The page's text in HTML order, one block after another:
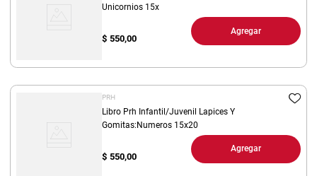
Unicornios 15x
$ 550,00
Agregar
PRH
Libro Prh Infantil/Juvenil Lapices Y
Gomitas:Numeros 15x20
$ 550,00
Agregar